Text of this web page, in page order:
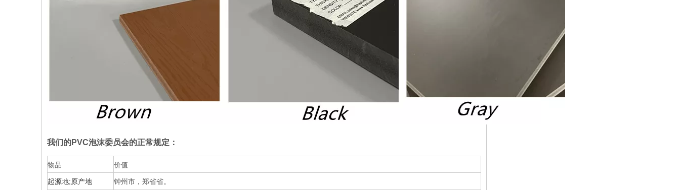
我们的PVC泡沫委员会的正常规定：
物品 价值
起源地;原产地
钟州市，郑省省。